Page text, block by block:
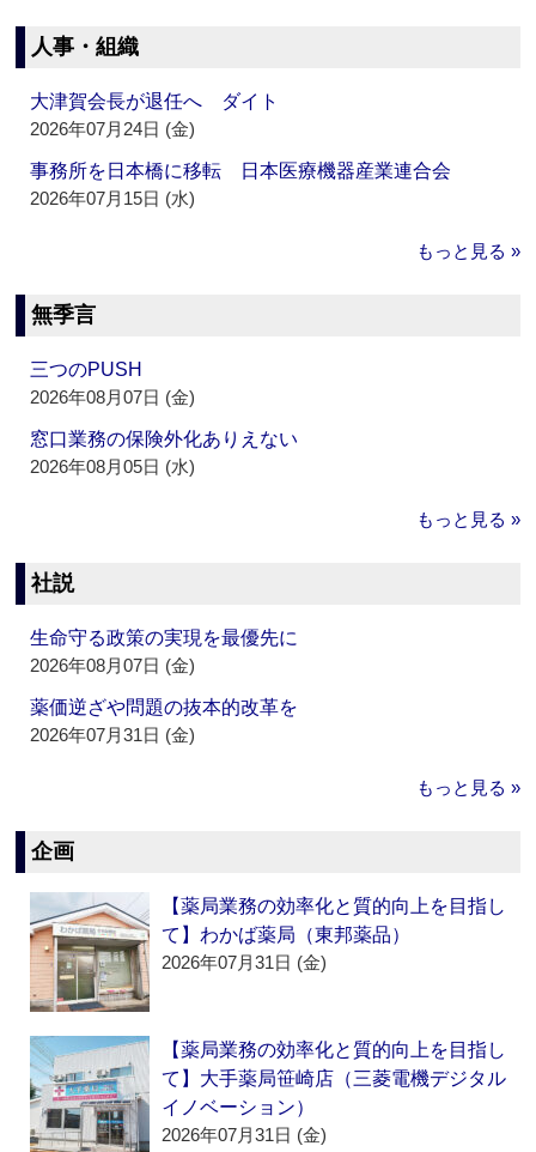
人事・組織
大津賀会長が退任へ ダイト
2026年07月24日 (金)
事務所を日本橋に移転 日本医療機器産業連合会
2026年07月15日 (水)
もっと見る »
無季言
三つのPUSH
2026年08月07日 (金)
窓口業務の保険外化ありえない
2026年08月05日 (水)
もっと見る »
社説
生命守る政策の実現を最優先に
2026年08月07日 (金)
薬価逆ざや問題の抜本的改革を
2026年07月31日 (金)
もっと見る »
企画
【薬局業務の効率化と質的向上を目指し
て】わかば薬局（東邦薬品）
2026年07月31日 (金)
【薬局業務の効率化と質的向上を目指し
て】大手薬局笹崎店（三菱電機デジタル
イノベーション）
2026年07月31日 (金)